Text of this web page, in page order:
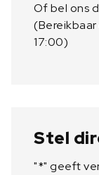
Of bel ons
17:00)
Stel
"*" geeft